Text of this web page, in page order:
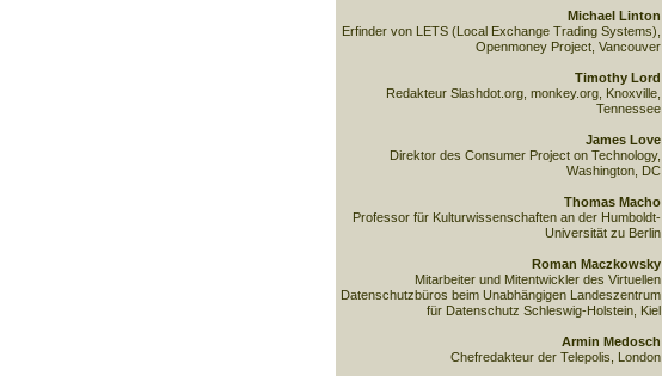
Michael Linton
Erfinder von LETS (Local Exchange Trading Systems),
Openmoney Project, Vancouver
Timothy Lord
Redakteur Slashdot.org, monkey.org, Knoxville,
Tennessee
James Love
Direktor des Consumer Project on Technology,
Washington, DC
Thomas Macho
Professor für Kulturwissenschaften an der Humboldt-
Universität zu Berlin
Roman Maczkowsky
Mitarbeiter und Mitentwickler des Virtuellen
Datenschutzbüros beim Unabhängigen Landeszentrum
für Datenschutz Schleswig-Holstein, Kiel
Armin Medosch
Chefredakteur der Telepolis, London